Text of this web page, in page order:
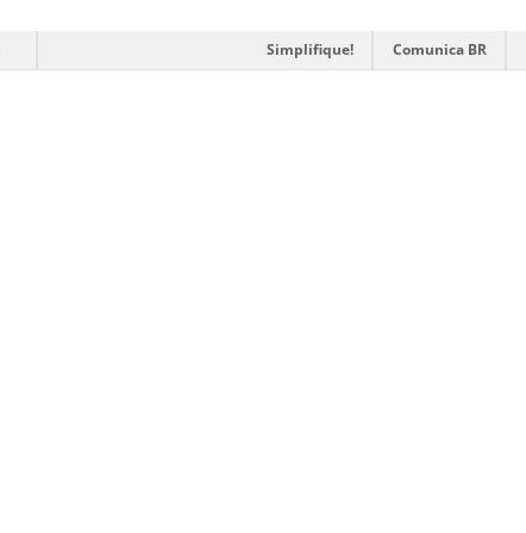
Simplifique! Comunica BR